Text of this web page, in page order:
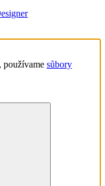
používame sůbory